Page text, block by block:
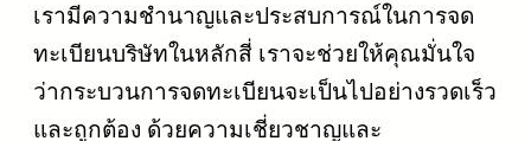
เรามีความชำนาญและประสบการณ์ในการจด
ทะเบียนบริษัทในหลักสี่ เราจะช่วยให้คุณมั่นใจ
ว่ากระบวนการจดทะเบียนจะเป็นไปอย่างรวดเร็ว
และถูกต้อง ด้วยความเชี่ยวชาญและ